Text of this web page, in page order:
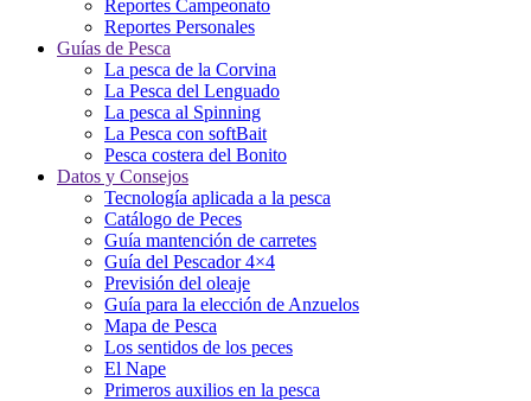
Reportes Campeonato
Reportes Personales
Guías de Pesca
La pesca de la Corvina
La Pesca del Lenguado
La pesca al Spinning
La Pesca con softBait
Pesca costera del Bonito
Datos y Consejos
Tecnología aplicada a la pesca
Catálogo de Peces
Guía mantención de carretes
Guía del Pescador 4×4
Previsión del oleaje
Guía para la elección de Anzuelos
Mapa de Pesca
Los sentidos de los peces
El Nape
Primeros auxilios en la pesca